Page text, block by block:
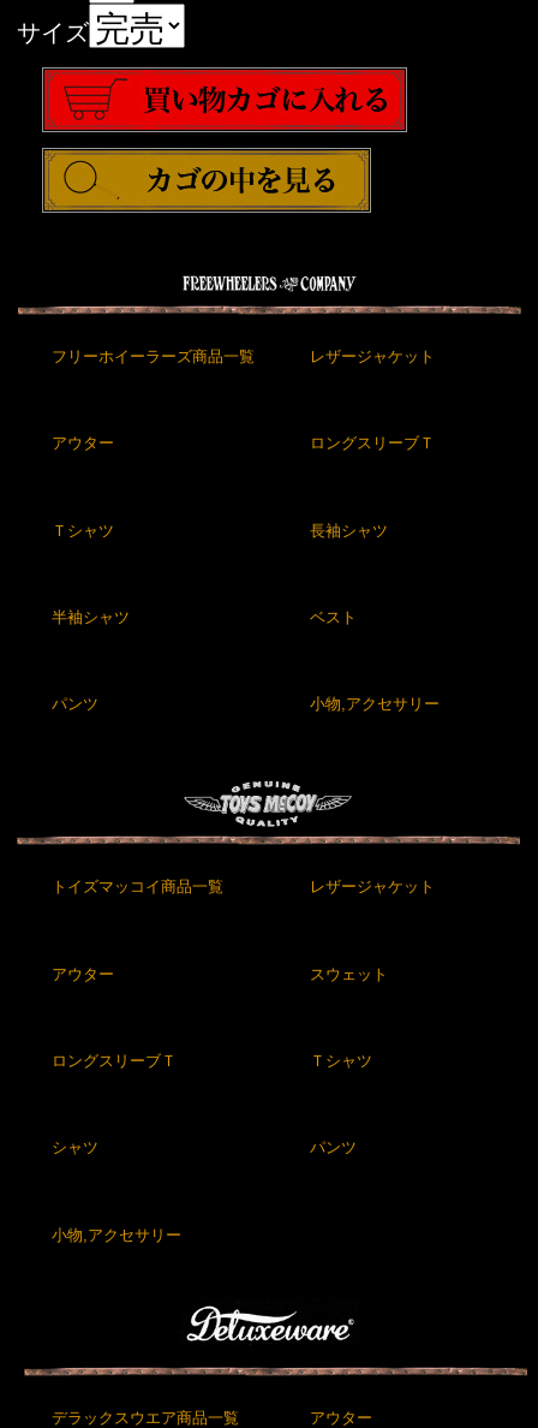
サイズ
フリーホイーラーズ商品一覧 レザージャケット
アウター ロングスリーブＴ
Ｔシャツ 長袖シャツ
半袖シャツ ベスト
パンツ 小物,アクセサリー
トイズマッコイ商品一覧 レザージャケット
アウター スウェット
ロングスリーブＴ Ｔシャツ
シャツ パンツ
小物,アクセサリー
デラックスウエア商品一覧 アウター